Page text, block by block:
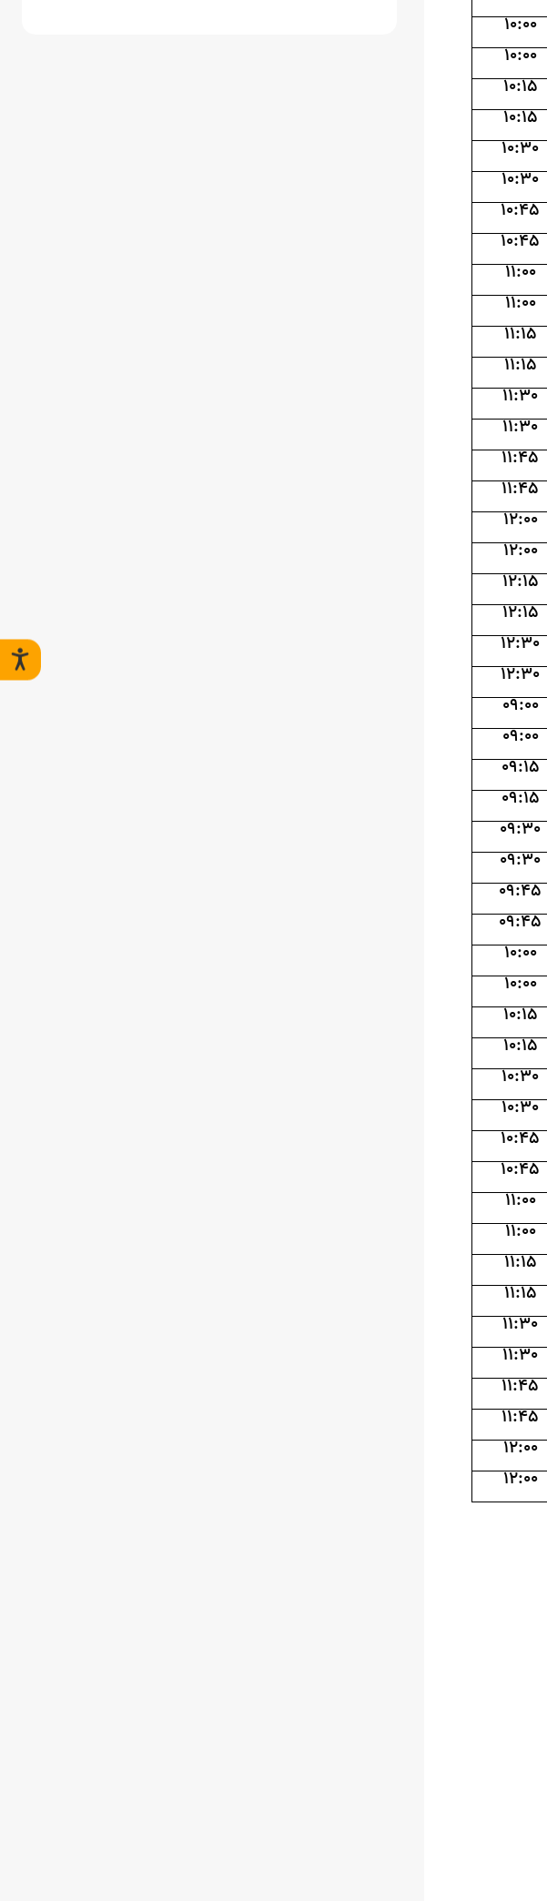
10:00
10:00
10:15
10:15
10:30
10:30
10:45
10:45
11:00
11:00
11:15
11:15
11:30
11:30
11:45
11:45
12:00
12:00
12:15
12:15
12:30
12:30
09:00
09:00
09:15
09:15
09:30
09:30
09:45
09:45
10:00
10:00
10:15
10:15
10:30
10:30
10:45
10:45
11:00
11:00
11:15
11:15
11:30
11:30
11:45
11:45
12:00
12:00